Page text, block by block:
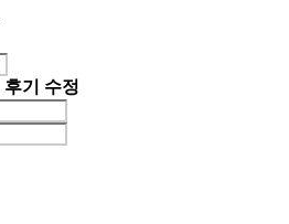
후기 수정